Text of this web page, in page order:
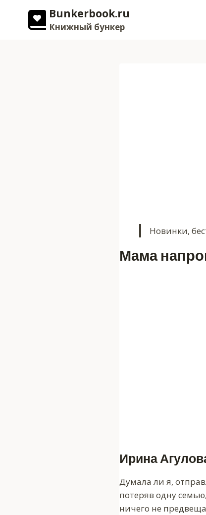
содержимому
Bunkerbook.ru
Книжный бункер
Новинки,
Мама
Ирина
Думала ли я,
потеряв одну
ничего не